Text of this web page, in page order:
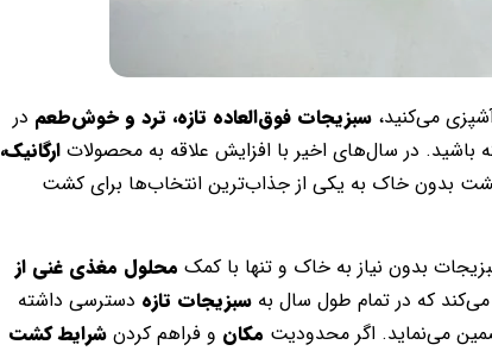
می‌کنید، سبزیجات فوق‌العاده تازه، ترد و خوش‌طعم در
باشید. در سال‌های اخیر با افزایش علاقه به محصولات ارگانیک،
بدون خاک به یکی از جذاب‌ترین انتخاب‌ها برای کشت
بدون نیاز به خاک و تنها با کمک محلول مغذی غنی از
که در تمام طول سال به سبزیجات تازه دسترسی داشته
می‌نماید. اگر محدودیت مکان و فراهم کردن شرایط کشت